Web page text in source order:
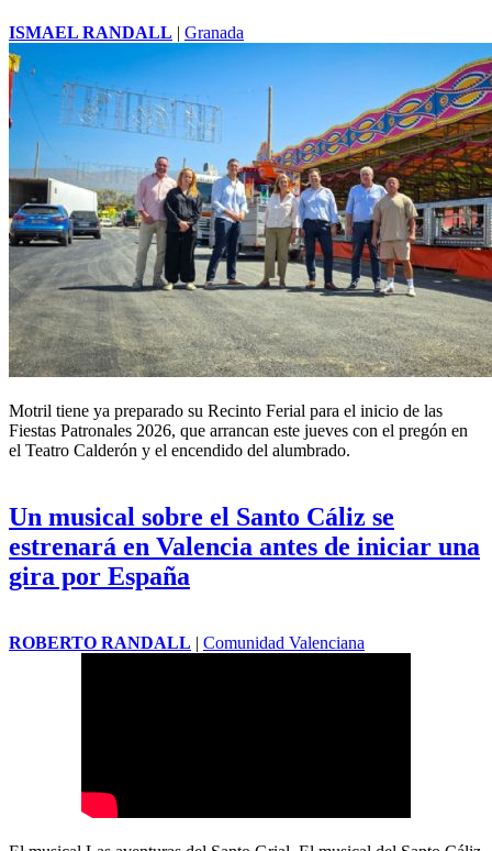
ISMAEL RANDALL | Granada
Motril tiene ya preparado su Recinto Ferial para el inicio de las
Fiestas Patronales 2026, que arrancan este jueves con el pregón en
el Teatro Calderón y el encendido del alumbrado.
Un musical sobre el Santo Cáliz se
estrenará en Valencia antes de iniciar una
gira por España
ROBERTO RANDALL | Comunidad Valenciana